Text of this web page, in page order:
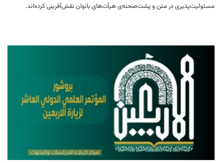
مسئولیت‌پذیری در متن و پشت‌صحنه‌ی هیأت‌های بانوان نقش‌آفرینی کرده‌اند.